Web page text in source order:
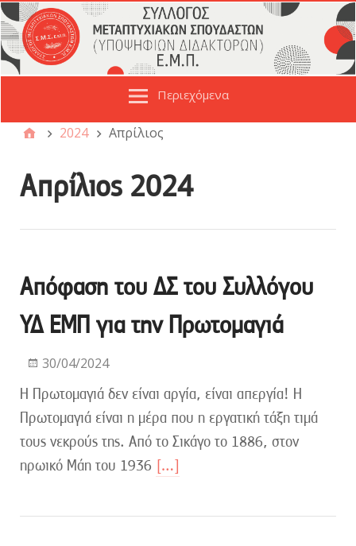
Περιεχόμενα
2024 Απρίλιος
Απρίλιος 2024
Απόφαση του ΔΣ του Συλλόγου
ΥΔ ΕΜΠ για την Πρωτομαγιά
30/04/2024
Η Πρωτομαγιά δεν είναι αργία, είναι απεργία! Η
Πρωτομαγιά είναι η μέρα που η εργατική τάξη τιμά
τους νεκρούς της. Από το Σικάγο το 1886, στον
ηρωικό Μάη του 1936 […]